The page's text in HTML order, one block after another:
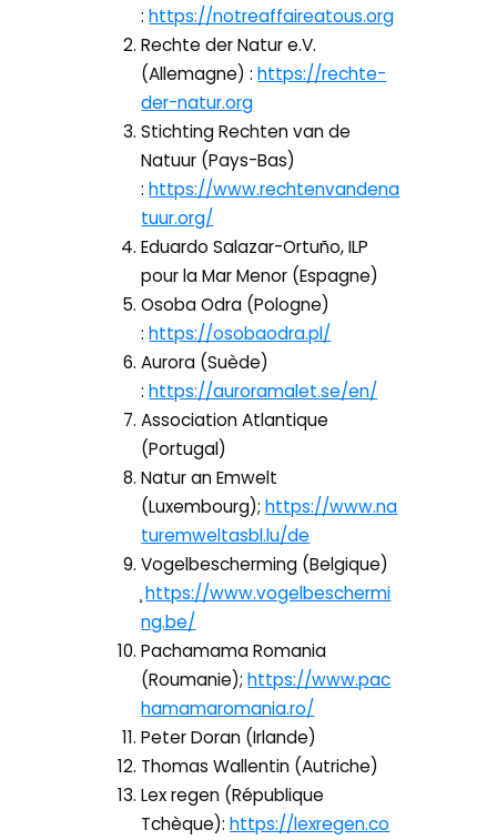
:https://notreaffaireatous.org
Rechte der Natur e.V.
(Allemagne) :https://rechte-
der-natur.org
Stichting Rechten van de
Natuur (Pays-Bas)
:https://www.rechtenvandena
tuur.org/
Eduardo Salazar-Ortuño, ILP
pour la Mar Menor (Espagne)
Osoba Odra (Pologne)
:https://osobaodra.pl/
Aurora (Suède)
:https://auroramalet.se/en/
Association Atlantique
(Portugal)
Natur an Emwelt
(Luxembourg);https://www.na
turemweltasbl.lu/de
Vogelbescherming (Belgique)
̧https://www.vogelbeschermi
ng.be/
Pachamama Romania
(Roumanie);https://www.pac
hamamaromania.ro/
Peter Doran (Irlande)
Thomas Wallentin (Autriche)
Lex regen (République
Tchèque):https://lexregen.co